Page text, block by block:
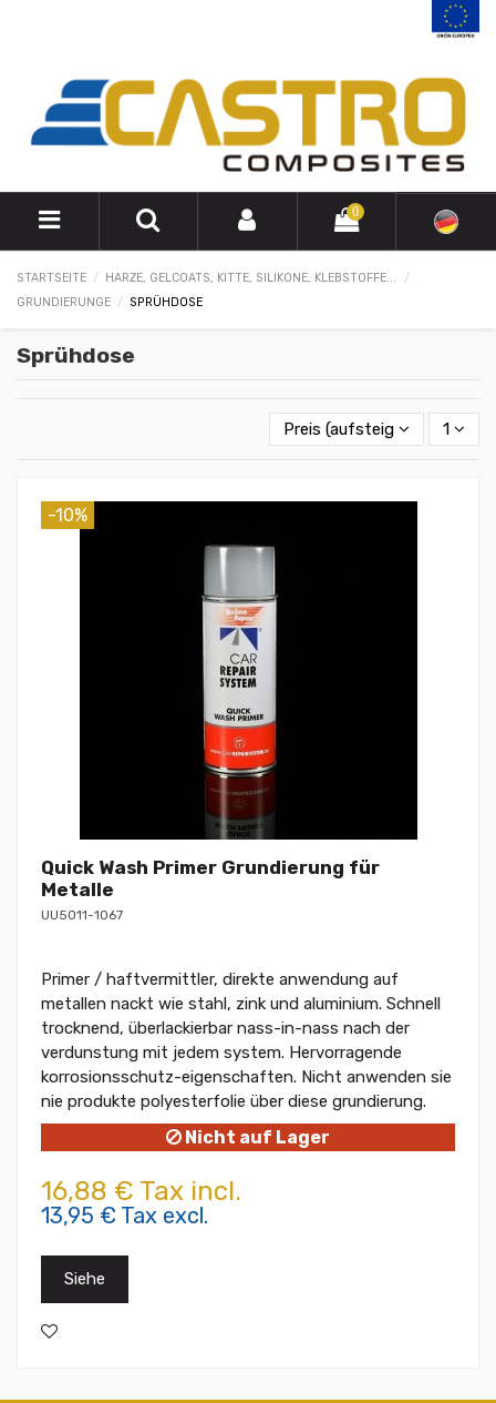
0
STARTSEITE
HARZE, GELCOATS, KITTE, SILIKONE, KLEBSTOFFE...
GRUNDIERUNGE
SPRÜHDOSE
Sprühdose
Preis (aufsteigend) 1
-10%
Quick Wash Primer Grundierung für
Metalle
UU5011-1067
Primer / haftvermittler, direkte anwendung auf
metallen nackt wie stahl, zink und aluminium. Schnell
trocknend, überlackierbar nass-in-nass nach der
verdunstung mit jedem system. Hervorragende
korrosionsschutz-eigenschaften. Nicht anwenden sie
nie produkte polyesterfolie über diese grundierung.
Nicht auf Lager
16,88 € Tax incl.
13,95 € Tax excl.
Siehe